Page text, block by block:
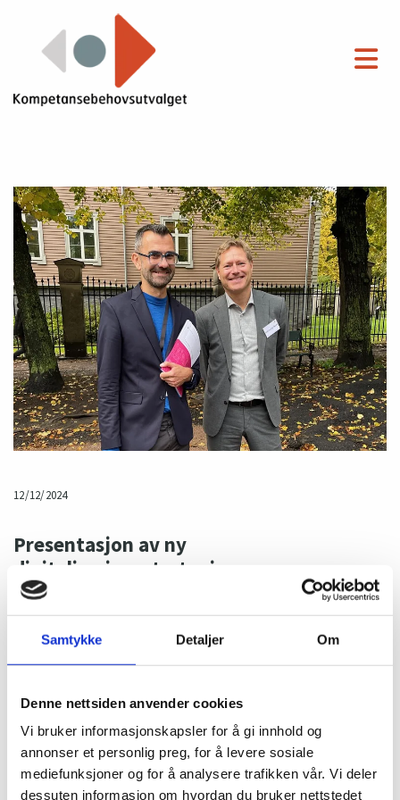
Samtykke Detaljer Om
Denne nettsiden anvender cookies
Vi bruker informasjonskapsler for å gi innhold og
annonser et personlig preg, for å levere sosiale
mediefunksjoner og for å analysere trafikken vår. Vi deler
dessuten informasjon om hvordan du bruker nettstedet
12/12/2024
Presentasjon av ny
digitaliseringsstrategi
I møtet 10. oktober fekk utvalet presentert den nye nasjonale
medievitskapsprofessor Lars Nyre.
Timothy Szlachetko frå Digitaliserings- og forvaltningsdepartementet
presenterte den nye nasjonale digitaliseringsstrategien. Deretter
følgde ein spennande diskusjon med utvalet om implikasjonane for
kompetanse, oppfølging av strategien og samanhengar med KBUs
arbeid med temaet digital teknologi.